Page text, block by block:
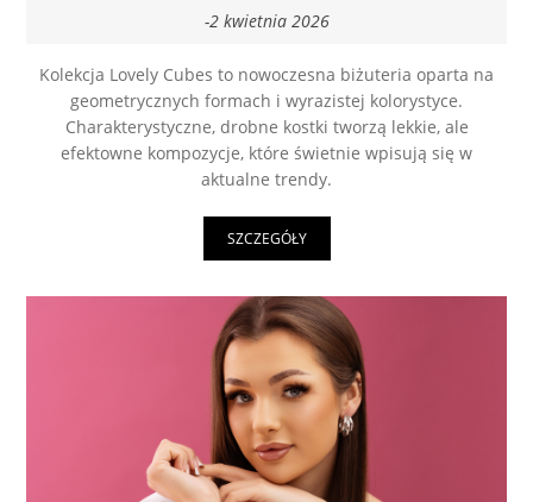
-2 kwietnia 2026
Kolekcja Lovely Cubes to nowoczesna biżuteria oparta na
geometrycznych formach i wyrazistej kolorystyce.
Charakterystyczne, drobne kostki tworzą lekkie, ale
efektowne kompozycje, które świetnie wpisują się w
aktualne trendy.
SZCZEGÓŁY